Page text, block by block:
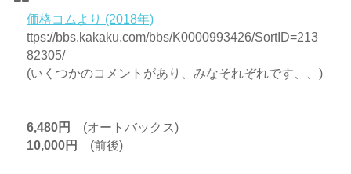
価格コムより (2018年)
ttps://bbs.kakaku.com/bbs/K0000993426/SortID=213
82305/
(いくつかのコメントがあり、みなそれぞれです、、)
6,480円
(オートバックス)
10,000円
(前後)